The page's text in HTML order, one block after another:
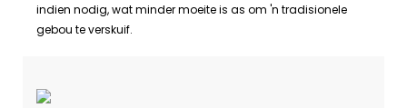
indien nodig, wat minder moeite is as om 'n tradisionele
gebou te verskuif.